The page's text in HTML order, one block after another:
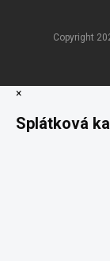
Copyright
×
Splátková